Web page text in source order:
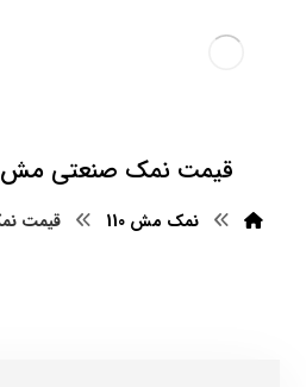
قیمت نمک صنعتی مش 110 بیوتی سالت
نمک مش 110